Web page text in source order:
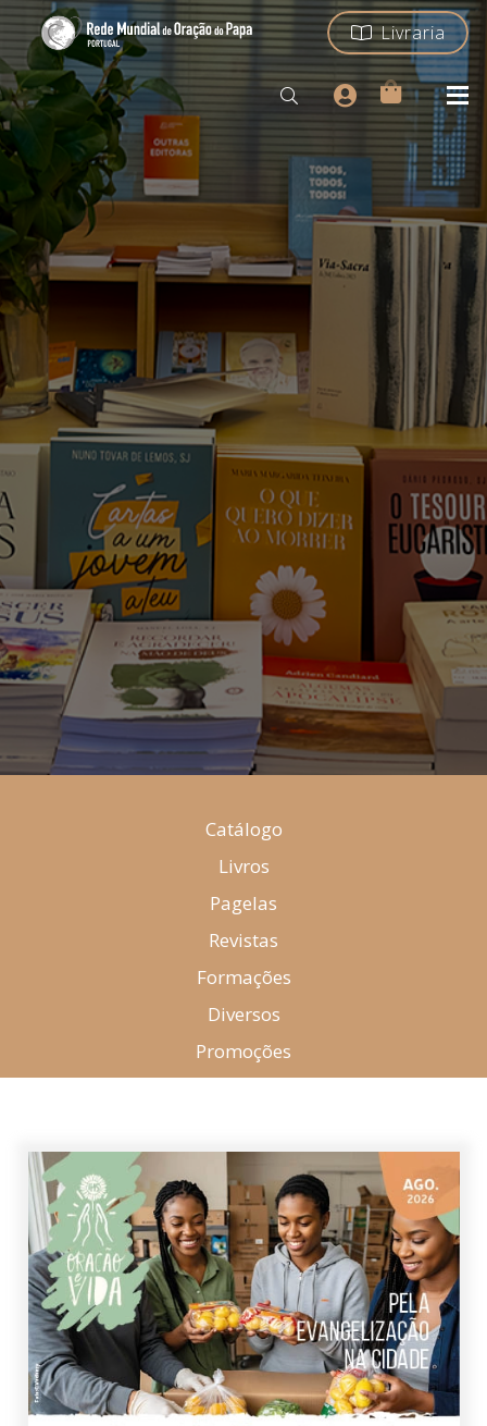
Livraria
Catálogo
Livros
Pagelas
Revistas
Formações
Diversos
Promoções